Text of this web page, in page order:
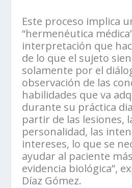
Este proceso implica
“hermenéutica
interpretación que
de lo que el sujeto
solamente por el
observación de las
habilidades que va
durante su práctica
partir de las lesiones,
personalidad, las
intereses, lo que se
ayudar al paciente
evidencia biológica”,
Díaz Gómez.